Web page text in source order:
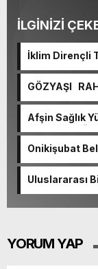
İLGİNİZİ
İklim Dirençli
GÖZYAŞI
Afşin Sağlık
Okulunda
Onikişubat
Uluslararası
YORUM YAP